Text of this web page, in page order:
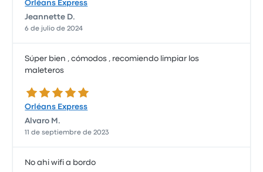
Orléans Express
Jeannette D.
6 de julio de 2024
Súper bien , cómodos , recomiendo limpiar los
maleteros
5.0 de 5 estrellas
Orléans Express
Alvaro M.
11 de septiembre de 2023
No ahi wifi a bordo